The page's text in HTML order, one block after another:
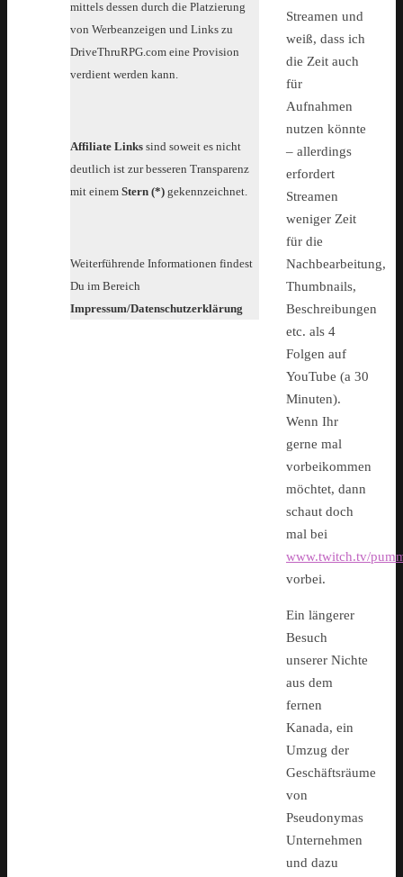
Streamen und
weiß, dass ich
die Zeit auch
für
Aufnahmen
nutzen könnte
– allerdings
erfordert
Streamen
weniger Zeit
für die
Nachbearbeitung,
Thumbnails,
Beschreibungen
etc. als 4
Folgen auf
YouTube (a 30
Minuten).
Wenn Ihr
gerne mal
vorbeikommen
möchtet, dann
schaut doch
mal bei
www.twitch.tv/
vorbei.
Ein längerer
Besuch
unserer Nichte
aus dem
fernen
Kanada, ein
Umzug der
Geschäftsräume
von
Pseudonymas
Unternehmen
und dazu
mittels dessen durch die Platzierung
von Werbeanzeigen und Links zu
DriveThruRPG.com eine Provision
verdient werden kann.
Affiliate Links sind soweit es nicht
deutlich ist zur besseren Transparenz
mit einem Stern (*) gekennzeichnet.
Weiterführende Informationen findest
Du im Bereich
Impressum/Datenschutzerklärung